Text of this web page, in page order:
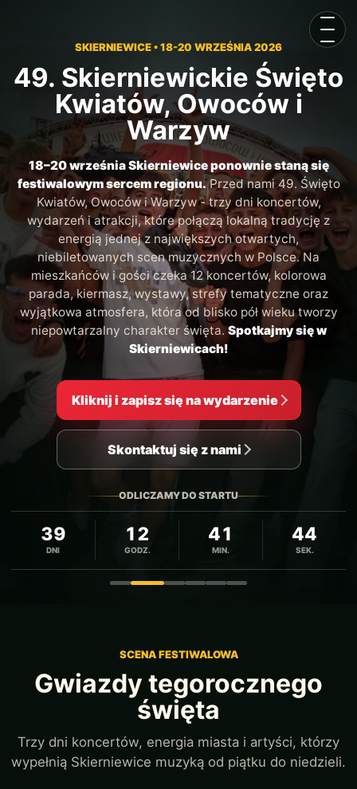
SKIERNIEWICE • 18-20 WRZEŚNIA 2026
49. Skierniewickie Święto
Kwiatów, Owoców i
Warzyw
18–20 września Skierniewice ponownie staną się
festiwalowym sercem regionu.Przed nami 49. Święto
Kwiatów, Owoców i Warzyw - trzy dni koncertów,
wydarzeń i atrakcji, które połączą lokalną tradycję z
energią jednej z największych otwartych,
niebiletowanych scen muzycznych w Polsce. Na
mieszkańców i gości czeka 12 koncertów, kolorowa
parada, kiermasz, wystawy, strefy tematyczne oraz
wyjątkowa atmosfera, która od blisko pół wieku tworzy
niepowtarzalny charakter święta.Spotkajmy się w
Skierniewicach!
Kliknij i zapisz się na wydarzenie
Skontaktuj się z nami
ODLICZAMY DO STARTU
39
DNI
12
GODZ.
41
MIN.
42
SEK.
Zdjęcie 1Zdjęcie 2Zdjęcie 3Zdjęcie 4
Zdjęcie 5Zdjęcie 6
SCENA FESTIWALOWA
Gwiazdy tegorocznego
święta
Trzy dni koncertów, energia miasta i artyści, którzy
wypełnią Skierniewice muzyką od piątku do niedzieli.